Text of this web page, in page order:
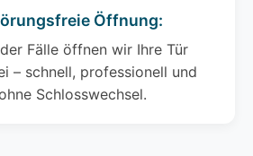
Öffnung:
Fälle öffnen wir Ihre Tür
– schnell, professionell und
Schlosswechsel.